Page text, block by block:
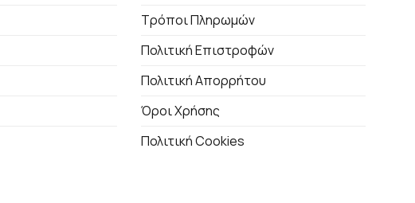
Τρόποι Πληρωμών
Πολιτική Επιστροφών
Πολιτική Απορρήτου
Όροι Χρήσης
Πολιτική Cookies